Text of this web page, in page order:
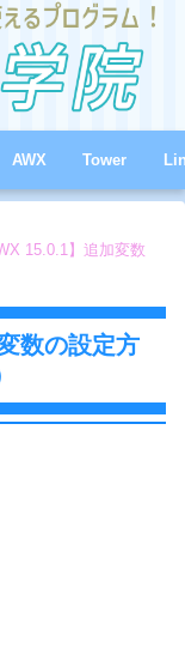
AWX Tower
15.0.1】追加変数
数の設定方